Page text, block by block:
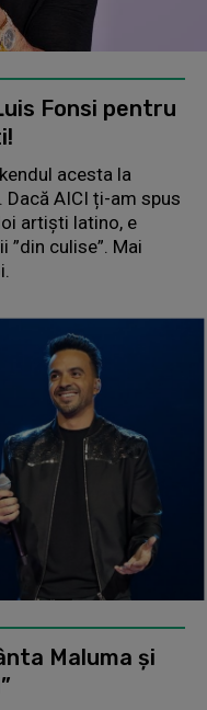
Fonsi pentru
acesta la
Dacă AICI ți-am spus
artiști latino, e
culise”. Mai
Maluma și